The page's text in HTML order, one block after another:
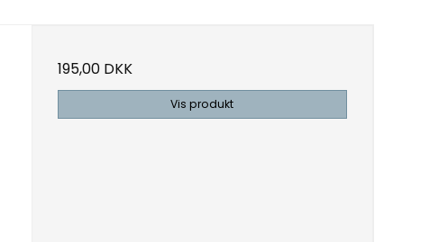
195,00 DKK
Vis produkt